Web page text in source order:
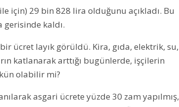
için) 29 bin 828 lira olduğunu açıkladı. Bu
gerisinde kaldı.
ücret layık görüldü. Kira, gıda, elektrik, su,
katlanarak arttığı bugünlerde, işçilerin
olabilir mi?
asgari ücrete yüzde 30 zam yapılmış,